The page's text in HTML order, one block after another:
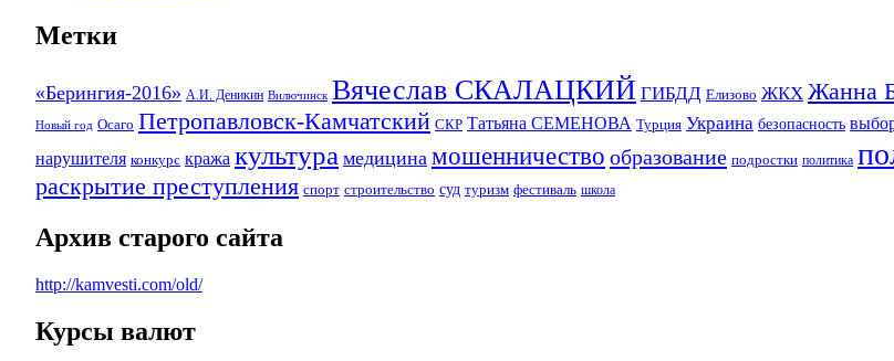
Метки
«Берингия-2016» А.И. Деникин Вилючинск Вячеслав СКАЛАЦКИЙ ГИБДД Елизово ЖКХ Жанна
Новый год Осаго Петропавловск-Камчатский СКР Татьяна СЕМЕНОВА Турция Украина безопасность
нарушителя конкурс кража культура медицина мошенничество образование подростки политика
раскрытие преступления спорт строительство суд туризм фестиваль школа
Архив старого сайта
http://kamvesti.com/old/
ОБЩЕСТВЕННО-ПОЛИТИЧЕСКОЕ ИЗДАНИЕ КАМЧАТСКОГО
Курсы валют